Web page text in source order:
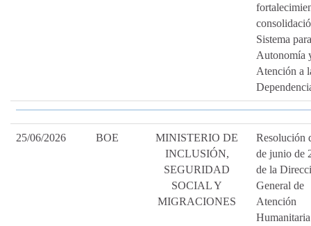
Sistema
Autonomía
Atención a
25/06/2026 BOE
MINISTERIO DE
INCLUSIÓN,
SEGURIDAD
SOCIAL Y
MIGRACIONES
Resolución
de junio de
de la
General de
Atención